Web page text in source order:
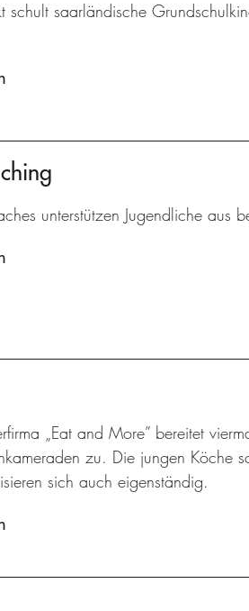
schult saarländische
unterstützen Jugendliche aus
„Eat and More” bereitet
zu. Die jungen Köche
sich auch eigenständig.